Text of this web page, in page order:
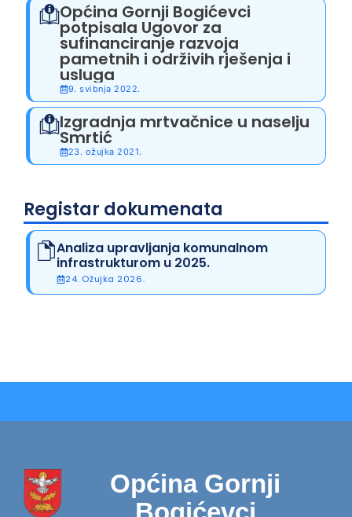
Općina Gornji Bogićevci
potpisala Ugovor za
sufinanciranje razvoja
pametnih i održivih rješenja i
usluga
9. svibnja 2022.
Izgradnja mrtvačnice u naselju
Smrtić
23. ožujka 2021.
Registar dokumenata
Analiza upravljanja komunalnom
infrastrukturom u 2025.
24. Ožujka 2026.
Općina Gornji